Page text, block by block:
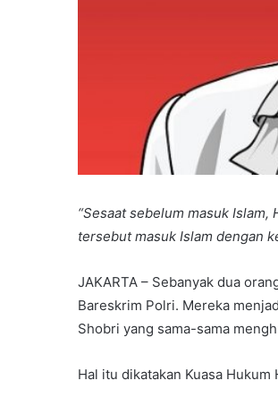
“Sesaat sebelum masuk
tersebut masuk Islam dengan
JAKARTA – Sebanyak dua
Bareskrim Polri. Mereka
Shobri yang sama-sama
Hal itu dikatakan Kuasa